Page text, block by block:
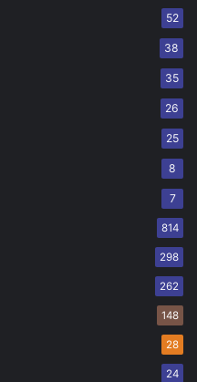
52
38
35
26
25
8
7
814
298
262
148
28
24